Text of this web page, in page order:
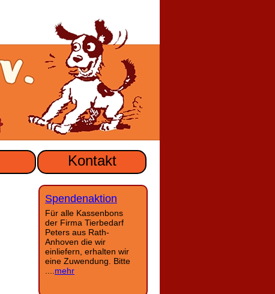
Kontakt
Spendenaktion
Für alle Kassenbons
der Firma Tierbedarf
Peters aus Rath-
Anhoven die wir
einliefern, erhalten wir
eine Zuwendung. Bitte
mehr